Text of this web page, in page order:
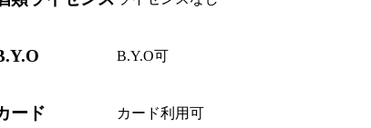
B.Y.O可
ード カード利用可